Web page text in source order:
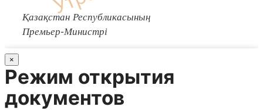
Қазақстан Республикасының
Премьер-Министрі
×
Режим открытия
документов